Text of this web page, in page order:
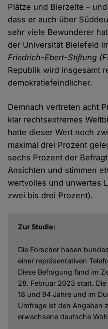
Plätze und Bierzelte –
dass er auch über
sehr viele Bewunderer
der Universität Bielefeld
Friedrich-Ebert-Stiftung
Republik wird insgesamt
demokratiefeindlicher.
Demnach vertreten acht
klar rechtsextremes
hatte dieser Wert noch
maximal drei Prozent
sechs Prozent der
Ansichten und stimmen
wertvolles und unwertes
zwei bis drei Prozent).
Zur Studie:
Die Forscher haben
einer repräsentativen
Diese Befragung fand im
28. Februar 2023 statt.
18 und 94 Jahre und im
Umfrage ist den Angaben
erwachsene deutsche